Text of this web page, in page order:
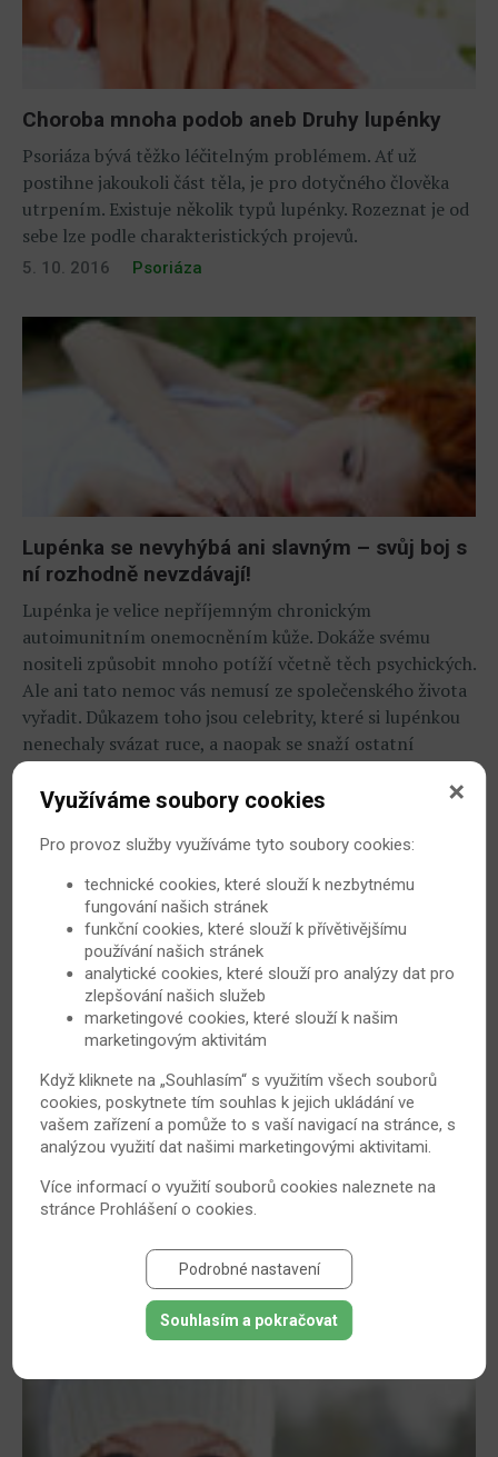
Choroba mnoha podob aneb Druhy lupénky
Psoriáza bývá těžko léčitelným problémem. Ať už
postihne jakoukoli část těla, je pro dotyčného člověka
utrpením. Existuje několik typů lupénky. Rozeznat je od
sebe lze podle charakteristických projevů.
5. 10. 2016 Psoriáza
Lupénka se nevyhýbá ani slavným – svůj boj s
ní rozhodně nevzdávají!
Lupénka je velice nepříjemným chronickým
autoimunitním onemocněním kůže. Dokáže svému
nositeli způsobit mnoho potíží včetně těch psychických.
Ale ani tato nemoc vás nemusí ze společenského života
vyřadit. Důkazem toho jsou celebrity, které si lupénkou
nenechaly svázat ruce, a naopak se snaží ostatní
motivovat.
6. 5. 2015 Psoriáza
Léčba revmatického onemocnění: pokračovat
lze i v těhotenství
Revmatické choroby včetně lupénky či revmatoidní
nevyhýbají se ani ženám v reprodukčním věku. A právě
zprávu: ani během těhotenství není vždy nutné
přerušovat zavedenou léčbu těchto onemocnění.
Psoriáza
Využíváme soubory cookies
Pro provoz služby využíváme tyto soubory cookies:
technické cookies, které slouží k nezbytnému
fungování našich stránek
funkční cookies, které slouží k přívětivějšímu
používání našich stránek
analytické cookies, které slouží pro analýzy dat pro
zlepšování našich služeb
marketingové cookies, které slouží k našim
marketingovým aktivitám
Když kliknete na „Souhlasím“ s využitím všech souborů
cookies, poskytnete tím souhlas k jejich ukládání ve
vašem zařízení a pomůže to s vaší navigací na stránce, s
analýzou využití dat našimi marketingovými aktivitami.
Více informací o využití souborů cookies naleznete na
stránceProhlášení o cookies.
Podrobné nastavení
Souhlasím a pokračovat